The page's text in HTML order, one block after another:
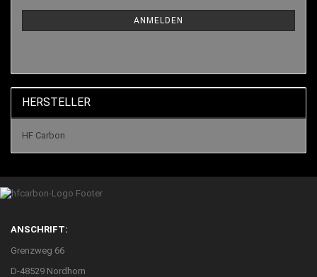
ANMELDEN
HERSTELLER
HF Carbon
ANSCHRIFT:
Grenzweg 66
D-48529 Nordhorn